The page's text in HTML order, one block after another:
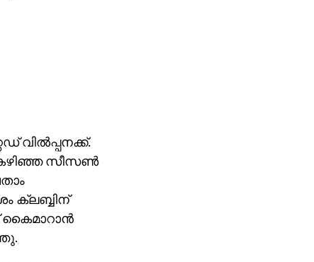
വില്‍പ്പനക്ക്.
സീസണ്‍
ക്ലബ്ബിന്
കൈമാറാന്‍